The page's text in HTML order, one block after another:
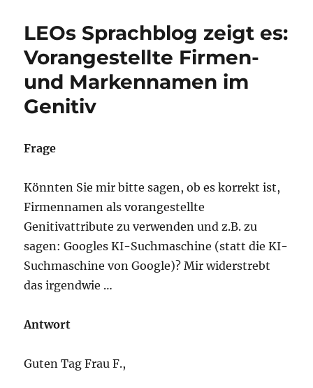
in
einem
Wort:
Cary-
Grant-
haft
LEOs Sprachblog zeigt es:
Vorangestellte Firmen-
und Markennamen im
Genitiv
Frage
Könnten Sie mir bitte sagen, ob es korrekt ist,
Firmennamen als vorangestellte
Genitivattribute zu verwenden und z.B. zu
sagen: Googles KI-Suchmaschine (statt die KI-
Suchmaschine von Google)? Mir widerstrebt
das irgendwie …
Antwort
Guten Tag Frau F.,